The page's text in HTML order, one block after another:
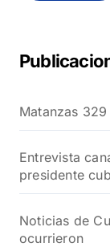
Matanzas
Entrevista
presidente
Noticias de
ocurrieron